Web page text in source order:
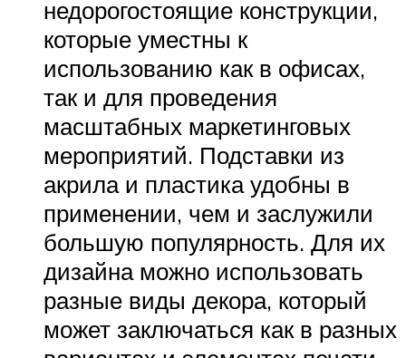
недорогостоящие конструкции,
которые уместны к
использованию как в офисах,
так и для проведения
масштабных маркетинговых
мероприятий. Подставки из
акрила и пластика удобны в
применении, чем и заслужили
большую популярность. Для их
дизайна можно использовать
разные виды декора, который
может заключаться как в разных